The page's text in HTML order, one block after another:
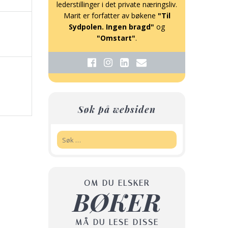
lederstillinger i det private næringsliv.
Marit er forfatter av bøkene "Til
Sydpolen. Ingen bragd" og
"Omstart".
Søk på websiden
OM DU ELSKER
BØKER
MÅ DU LESE DISSE